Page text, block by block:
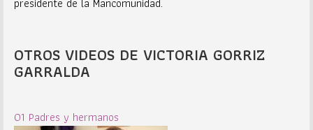
OTROS VIDEOS DE VICTORIA GORRIZ
GARRALDA
01 Padres y hermanos